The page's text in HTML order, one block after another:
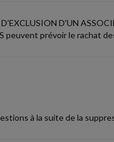
D'UN
peuvent prévoir le rachat
à la suite de la